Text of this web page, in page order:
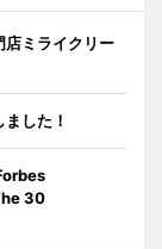
店ミライクリー
した！
30